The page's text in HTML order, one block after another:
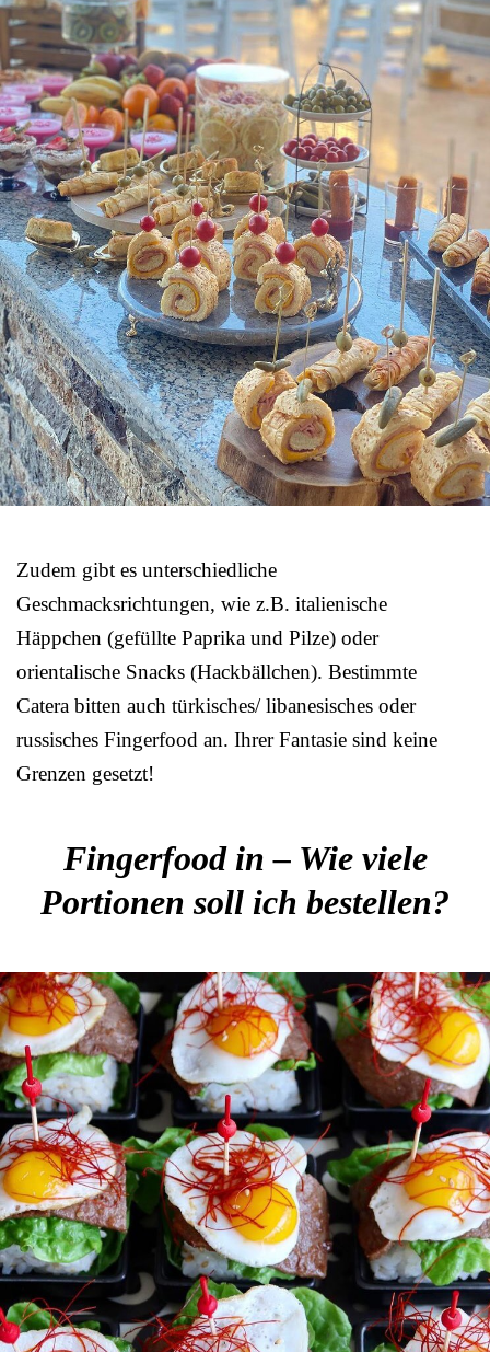
Zudem gibt es unterschiedliche
Geschmacksrichtungen, wie z.B. italienische
Häppchen (gefüllte Paprika und Pilze) oder
orientalische Snacks (Hackbällchen). Bestimmte
Catera bitten auch türkisches/ libanesisches oder
russisches Fingerfood an. Ihrer Fantasie sind keine
Grenzen gesetzt!
Fingerfood in – Wie viele
Portionen soll ich bestellen?